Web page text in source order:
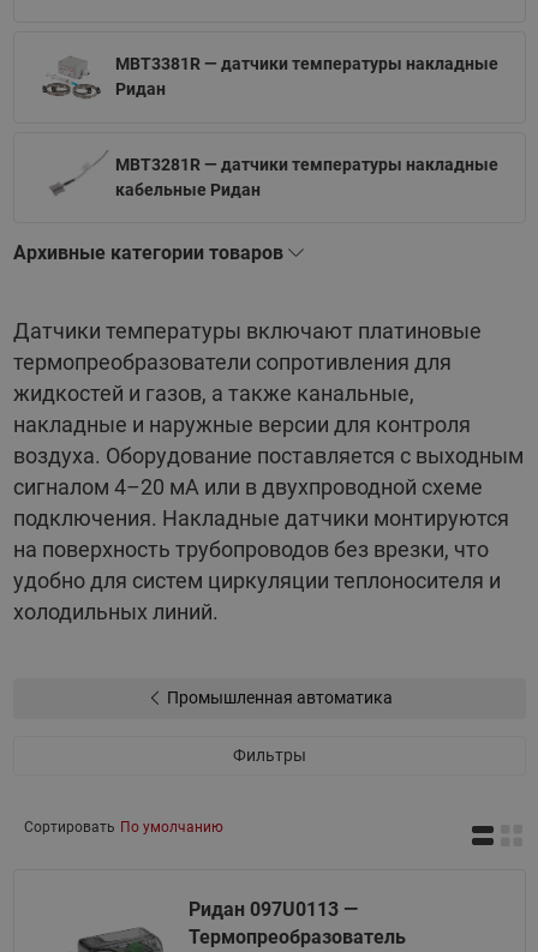
MBT3381R — датчики температуры накладные
Ридан
MBT3281R — датчики температуры накладные
кабельные Ридан
Архивные категории товаров
Датчики температуры включают платиновые
термопреобразователи сопротивления для
жидкостей и газов, а также канальные,
накладные и наружные версии для контроля
воздуха. Оборудование поставляется с выходным
сигналом 4–20 мА или в двухпроводной схеме
подключения. Накладные датчики монтируются
на поверхность трубопроводов без врезки, что
удобно для систем циркуляции теплоносителя и
холодильных линий.
Промышленная автоматика
Фильтры
Сортировать По умолчанию
Ридан 097U0113 —
Термопреобразователь